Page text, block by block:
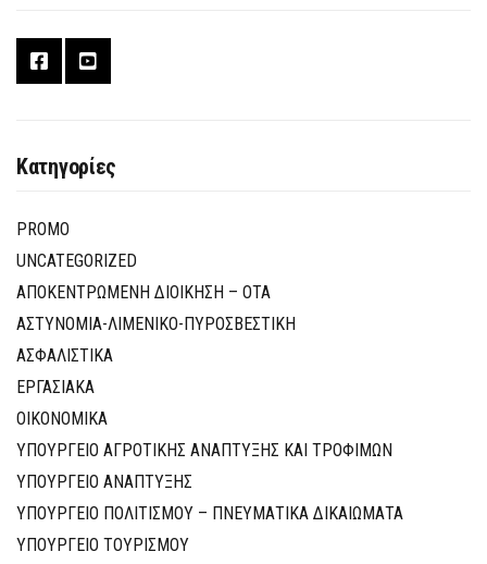
Κατηγορίες
PROMO
UNCATEGORIZED
ΑΠΟΚΕΝΤΡΩΜΕΝΗ ΔΙΟΙΚΗΣΗ – ΟΤΑ
ΑΣΤΥΝΟΜΙΑ-ΛΙΜΕΝΙΚΟ-ΠΥΡΟΣΒΕΣΤΙΚΗ
ΑΣΦΑΛΙΣΤΙΚΑ
ΕΡΓΑΣΙΑΚΑ
ΟΙΚΟΝΟΜΙΚΑ
ΥΠΟΥΡΓΕΙΟ ΑΓΡΟΤΙΚΗΣ ΑΝΑΠΤΥΞΗΣ ΚΑΙ ΤΡΟΦΙΜΩΝ
ΥΠΟΥΡΓΕΙΟ ΑΝΑΠΤΥΞΗΣ
ΥΠΟΥΡΓΕΙΟ ΠΟΛΙΤΙΣΜΟΥ – ΠΝΕΥΜΑΤΙΚΑ ΔΙΚΑΙΩΜΑΤΑ
ΥΠΟΥΡΓΕΙΟ ΤΟΥΡΙΣΜΟΥ